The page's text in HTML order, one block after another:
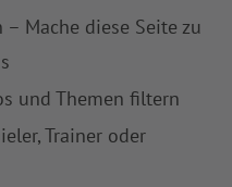
Mache diese Seite zu
und Themen filtern
Trainer oder